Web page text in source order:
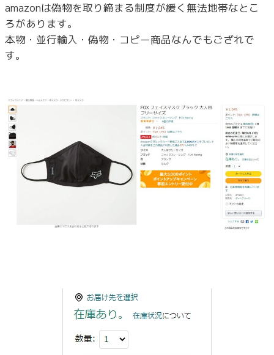
amazonは偽物を取り締まる制度が緩く無法地帯なとこ
ろがあります。
本物・並行輸入・偽物・コピー商品なんでもござれで
す。